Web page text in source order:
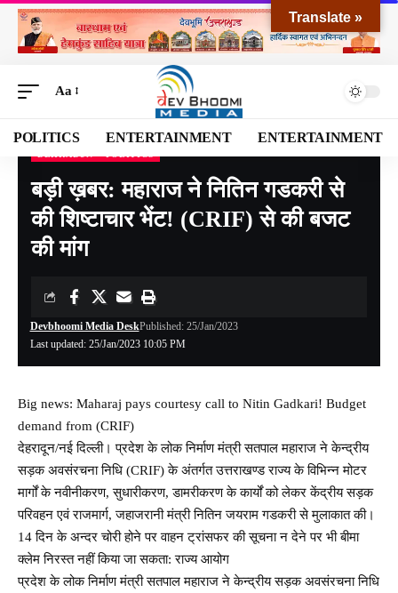
Aa
POLITICS ENTERTAINMENT ENTERTAINMENT
Devbhoomi Media Blog>NATIONAL>UTTARAKHAND>DEHRADUN
बड़ी ख़बर: महाराज ने नितिन गडकरी से
की शिष्टाचार भेंट! (CRIF) से की बजट
की मांग
Last updated: 25/Jan/2023 10:05 PM
Devbhoomi Media DeskPublished: 25/Jan/2023
Big news: Maharaj pays courtesy call to Nitin Gadkari! Budget
demand from (CRIF)
देहरादून/नई दिल्ली। प्रदेश के लोक निर्माण मंत्री सतपाल महाराज ने केन्द्रीय
सड़क अवसंरचना निधि (CRIF) के अंतर्गत उत्तराखण्ड राज्य के विभिन्न मोटर
मार्गों के नवीनीकरण, सुधारीकरण, डामरीकरण के कार्यों को लेकर केंद्रीय सड़क
परिवहन एवं राजमार्ग, जहाजरानी मंत्री नितिन जयराम गडकरी से मुलाकात की।
14 दिन के अन्दर चोरी होने पर वाहन ट्रांसफर की सूचना न देने पर भी बीमा
क्लेम निरस्त नहीं किया जा सकता: राज्य आयोग
प्रदेश के लोक निर्माण मंत्री सतपाल महाराज ने केन्द्रीय सड़क अवसंरचना निधि
Translate »